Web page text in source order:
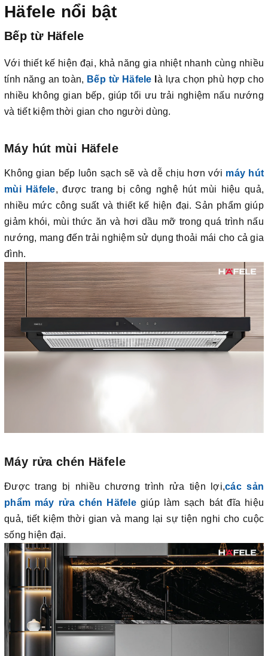
Häfele nổi bật
Bếp từ Häfele
Với thiết kế hiện đại, khả năng gia nhiệt nhanh cùng nhiều
tính năng an toàn, Bếp từ Häfele à lựa chọn phù hợp cho
nhiều không gian bếp, giúp tối ưu trải nghiệm nấu nướng
và tiết kiệm thời gian cho người dùng.
Máy hút mùi Häfele
Không gian bếp luôn sạch sẽ và dễ chịu hơn với máy hút
mùi Häfele, được trang bị công nghệ hút mùi hiệu quả,
nhiều mức công suất và thiết kế hiện đại. Sản phẩm giúp
giảm khói, mùi thức ăn và hơi dầu mỡ trong quá trình nấu
nướng, mang đến trải nghiệm sử dụng thoải mái cho cả gia
đình.
Máy rửa chén Häfele
Được trang bị nhiều chương trình rửa tiện lợi,các sản
phẩm máy rửa chén Häfelegiúp làm sạch bát đĩa hiệu
quả, tiết kiệm thời gian và mang lại sự tiện nghi cho cuộc
sống hiện đại.